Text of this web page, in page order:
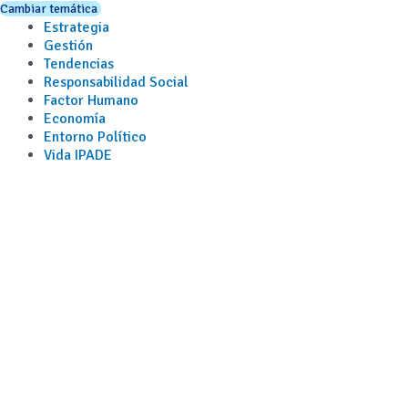
Cambiar temática
Estrategia
Gestión
Tendencias
Responsabilidad Social
Factor Humano
Economía
Entorno Político
Vida IPADE